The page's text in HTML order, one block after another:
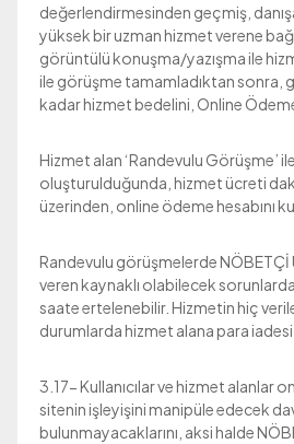
değerlendirmesinden geçmiş,
yüksek bir uzman hizmet verene
görüntülü konuşma/yazışma ile
ile görüşme tamamladıktan sonra,
kadar hizmet bedelini, Online
Hizmet alan ‘Randevulu Görüşme’
oluşturulduğunda, hizmet ücreti
üzerinden, online ödeme hesabını
Randevulu görüşmelerde NÖBETÇİ
veren kaynaklı olabilecek
saate ertelenebilir. Hizmetin hiç
durumlarda hizmet alana para iadesi
3.17- Kullanıcılar ve hizmet alanlar
sitenin işleyişini manipüle edecek
bulunmayacaklarını, aksi halde